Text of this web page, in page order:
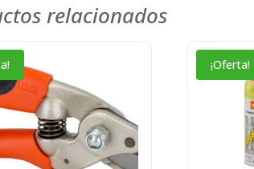
relacionados
¡Oferta!